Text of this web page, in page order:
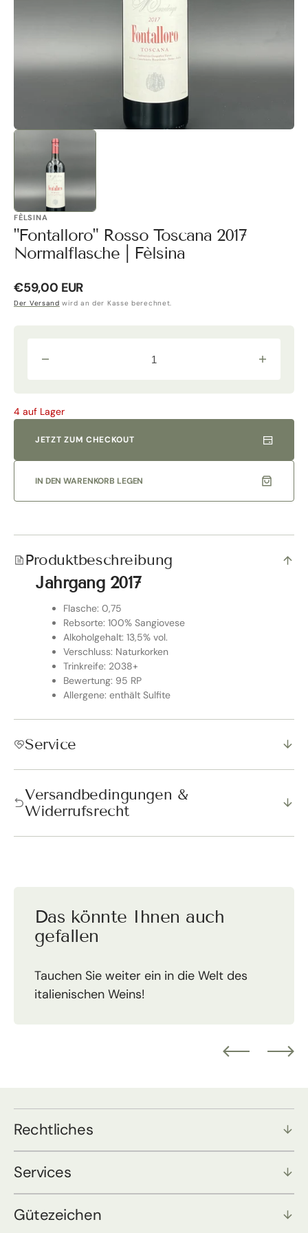
FÈLSINA
"Fontalloro" Rosso Toscana 2017
Normalflasche | Fèlsina
Normaler
Preis
€59,00 EUR
Der Versand wird an der Kasse berechnet.
Verringere
Rosso
2017
Normalflasche
Erhöhe
2017
4 auf Lager
JETZT ZUM CHECKOUT
IN DEN WARENKORB LEGEN
Produktbeschreibung
Jahrgang 2017
Flasche: 0,75
Rebsorte: 100% Sangiovese
Alkoholgehalt: 13,5% vol.
Verschluss: Naturkorken
Trinkreife: 2038+
Bewertung: 95 RP
Allergene: enthält Sulfite
Service
Versandbedingungen &
Widerrufsrecht
Galerieansicht
öffnen
Das könnte Ihnen auch
gefallen
Tauchen Sie weiter ein in die Welt des
italienischen Weins!
Rechtliches
Services
Gütezeichen